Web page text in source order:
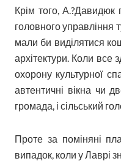
Крім того,
головного управління
мали би виділятися
архітектури. Коли все
охорону культурної
автентичні вікна чи
громада, і сільський
Проте за поміняні
випадок, коли у Лаврі